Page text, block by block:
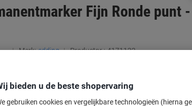
Fijn Ronde punt
Merk: edding Productnr.: 4171122
bieden u de beste shopervaring
gebruiken cookies en vergelijkbare technologieën (hierna